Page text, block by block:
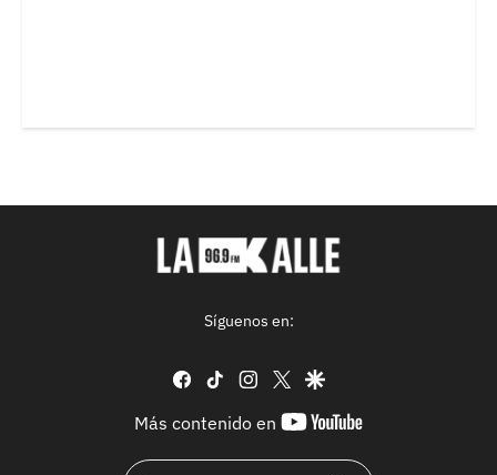
Síguenos en:
facebook
tiktok instagram
twittergoogle
Más contenido en
youtube-